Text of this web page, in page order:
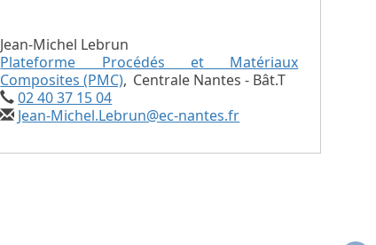
Jean-Michel Lebrun
Plateforme Procédés et Matériaux
Composites (PMC), Centrale Nantes - Bât.T
02 40 37 15 04
Jean-Michel.Lebrun@ec-nantes.fr